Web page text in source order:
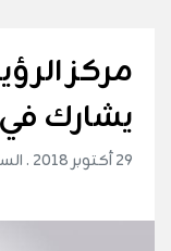
مركز
يشارك
29 أكتوبر 2018 . الساعة 19:54 بتوقيت مسقط